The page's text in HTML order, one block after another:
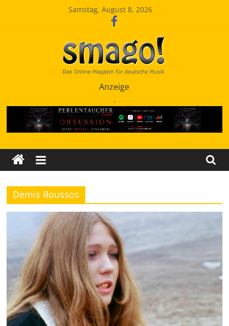
Samstag, August 8, 2026
SchlagerMAGazinOnline
Anzeige
.
Demis Roussos